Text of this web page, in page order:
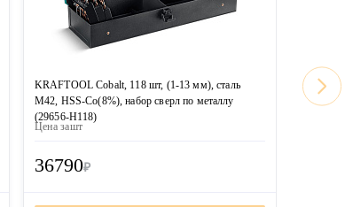
KRAFTOOL Cobalt, 118 шт, (1-13 мм), сталь
М42, HSS-Co(8%), набор сверл по металлу
(29656-H118)
Цена зашт
36790₽
ЗУБР 91